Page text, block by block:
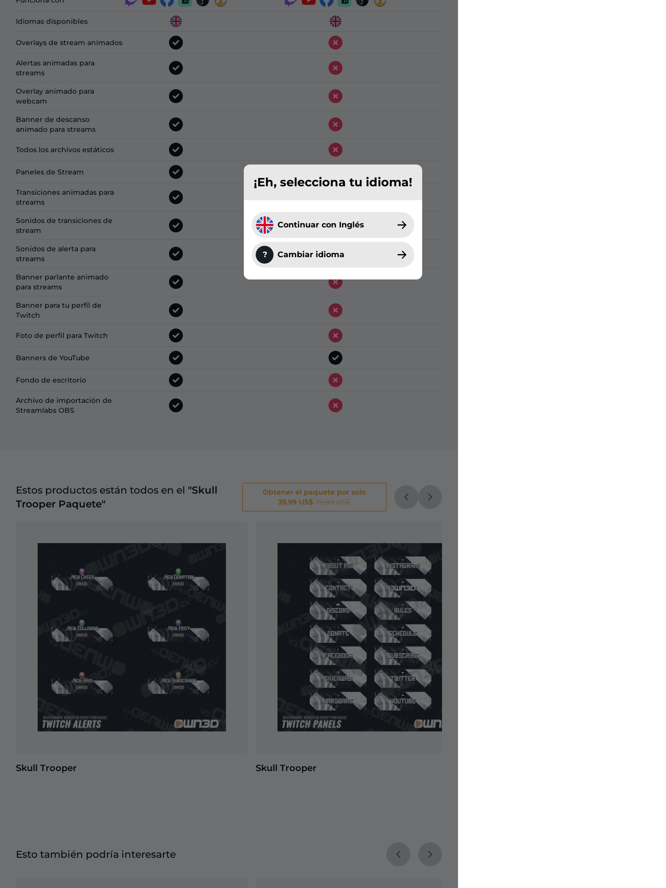
¡Eh, selecciona tu idioma!
Continuar con Inglés
? Cambiar idioma
Idiomas disponibles
Overlays de stream animados
Alertas animadas para
streams
Overlay animado para
webcam
Banner de descanso
animado para streams
Todos los archivos estáticos
Paneles de Stream
Transiciones animadas para
streams
Sonidos de transiciones de
stream
Sonidos de alerta para
streams
Banner parlante animado
para streams
Banner para tu perfil de
Twitch
Foto de perfil para Twitch
Banners de YouTube
Fondo de escritorio
Archivo de importación de
Streamlabs OBS
Estos productos están todos en el "Skull
Trooper Paquete"
Obtener el paquete por solo
39,99 US$79,99 US$
Skull Trooper Skull Trooper
Esto también podría interesarte